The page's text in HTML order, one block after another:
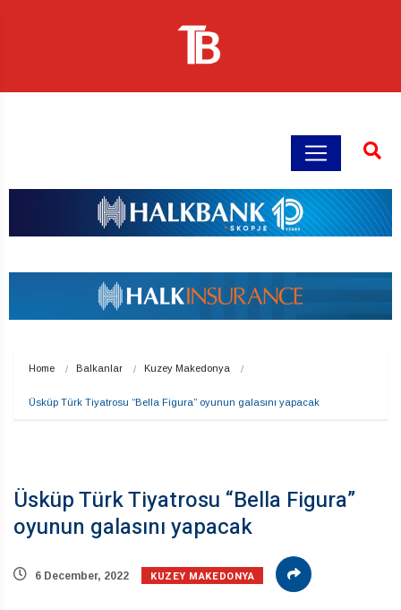
Home Balkanlar Kuzey Makedonya
Üsküp Türk Tiyatrosu “Bella Figura” oyunun galasını yapacak
Üsküp Türk Tiyatrosu “Bella Figura”
oyunun galasını yapacak
6 December, 2022 KUZEY MAKEDONYA